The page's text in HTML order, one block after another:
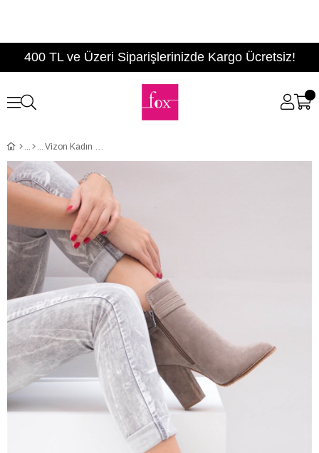
400 TL ve Üzeri Siparişlerinizde Kargo Ücretsiz!
Vizon Kadın Bot A922803902